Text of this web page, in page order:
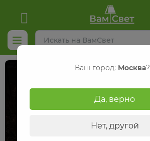
Ваш город: Москва?
Да, верно
Нет, другой